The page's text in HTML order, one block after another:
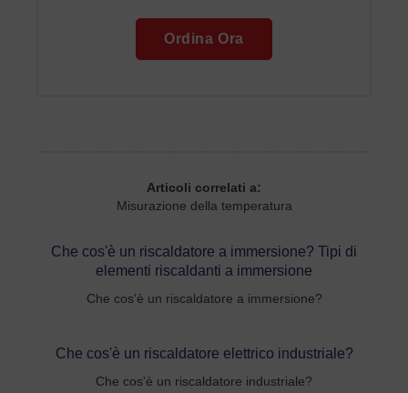
Ordina Ora
Articoli correlati a:
Misurazione della temperatura
Che cos'è un riscaldatore a immersione? Tipi di
elementi riscaldanti a immersione
Che cos'è un riscaldatore a immersione?
Che cos'è un riscaldatore elettrico industriale?
Che cos'è un riscaldatore industriale?